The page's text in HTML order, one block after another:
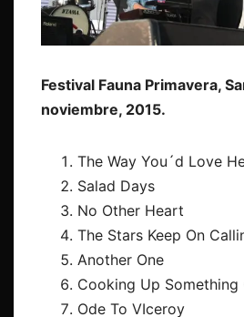
Festival Fauna Primavera,
noviembre, 2015.
The Way You´d Love
Salad Days
No Other Heart
The Stars Keep On
Another One
Cooking Up Something
Ode To VIceroy